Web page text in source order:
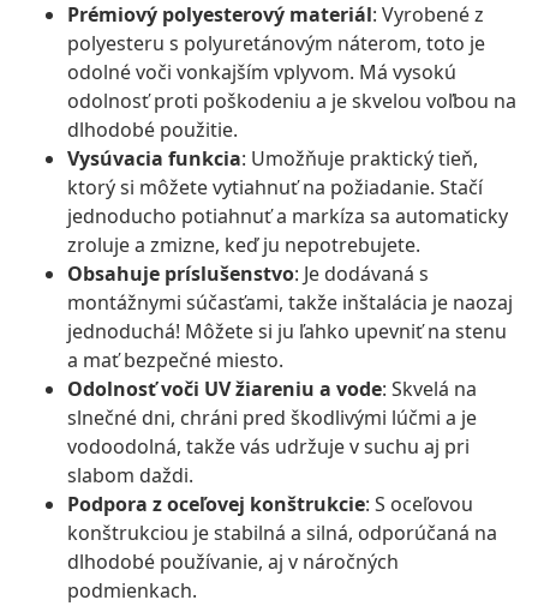
Prémiový polyesterový materiál: Vyrobené z
polyesteru s polyuretánovým náterom, toto je
odolné voči vonkajším vplyvom. Má vysokú
odolnosť proti poškodeniu a je skvelou voľbou na
dlhodobé použitie.
Vysúvacia funkcia: Umožňuje praktický tieň,
ktorý si môžete vytiahnuť na požiadanie. Stačí
jednoducho potiahnuť a markíza sa automaticky
zroluje a zmizne, keď ju nepotrebujete.
Obsahuje príslušenstvo: Je dodávaná s
montážnymi súčasťami, takže inštalácia je naozaj
jednoduchá! Môžete si ju ľahko upevniť na stenu
a mať bezpečné miesto.
Odolnosť voči UV žiareniu a vode: Skvelá na
slnečné dni, chráni pred škodlivými lúčmi a je
vodoodolná, takže vás udržuje v suchu aj pri
slabom daždi.
Podpora z oceľovej konštrukcie: S oceľovou
konštrukciou je stabilná a silná, odporúčaná na
dlhodobé používanie, aj v náročných
podmienkach.